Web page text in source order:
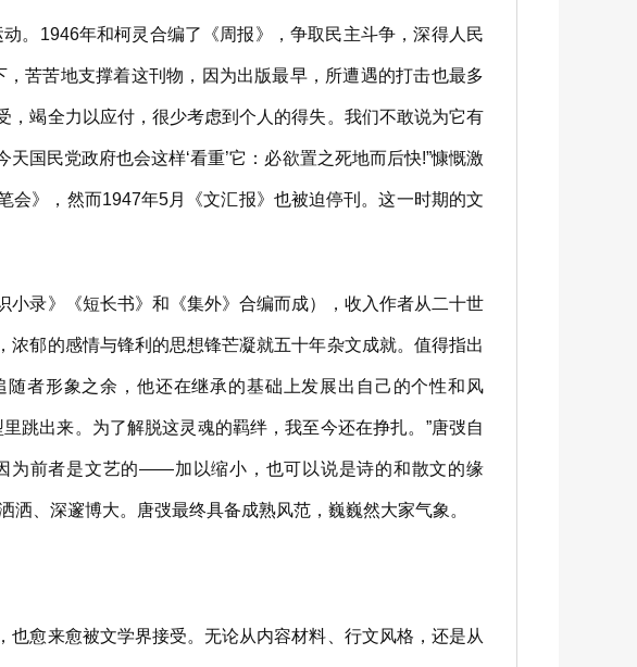
1946年和柯灵合编了《周报》，争取民主斗争，深得人民
苦苦地支撑着这刊物，因为出版最早，所遭遇的打击也最多
竭全力以应付，很少考虑到个人的得失。我们不敢说为它有
国民党政府也会这样‘看重’它：必欲置之死地而后快!”慷慨激
》，然而1947年5月《文汇报》也被迫停刊。这一时期的文
录》《短长书》和《集外》合编而成），收入作者从二十世
郁的感情与锋利的思想锋芒凝就五十年杂文成就。值得指出
者形象之余，他还在继承的基础上发展出自己的个性和风
跳出来。为了解脱这灵魂的羁绊，我至今还在挣扎。”唐弢自
为前者是文艺的——加以缩小，也可以说是诗的和散文的缘
、深邃博大。唐弢最终具备成熟风范，巍巍然大家气象。
愈来愈被文学界接受。无论从内容材料、行文风格，还是从